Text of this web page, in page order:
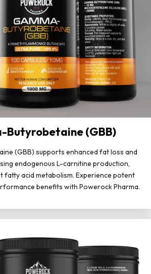
Butyrobetaine (GBB)
(GBB) supports enhanced fat loss and
endogenous L-carnitine production,
fatty acid metabolism. Experience potent
benefits with Powerock Pharma.